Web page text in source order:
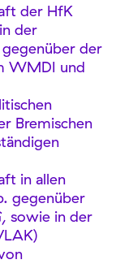
der HfK
der
der
WMDI und
Bremischen
in allen
gegenüber
sowie in der